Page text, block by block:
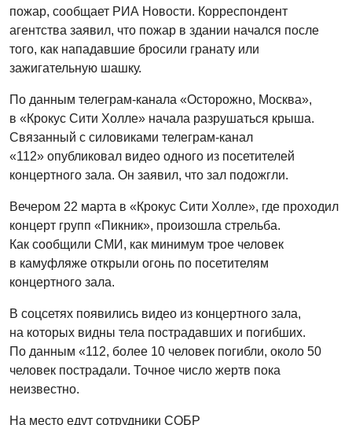
пожар, сообщает РИА Новости. Корреспондент
агентства заявил, что пожар в здании начался после
того, как нападавшие бросили гранату или
зажигательную шашку.
По данным телеграм-канала «Осторожно, Москва»,
в «Крокус Сити Холле» начала разрушаться крыша.
Связанный с силовиками телеграм-канал
«112» опубликовал видео одного из посетителей
концертного зала. Он заявил, что зал подожгли.
Вечером 22 марта в «Крокус Сити Холле», где проходил
концерт групп «Пикник», произошла стрельба.
Как сообщили СМИ, как минимум трое человек
в камуфляже открыли огонь по посетителям
концертного зала.
В соцсетях появились видео из концертного зала,
на которых видны тела пострадавших и погибших.
По данным «112, более 10 человек погибли, около 50
человек пострадали. Точное число жертв пока
неизвестно.
На место едут сотрудники СОБР